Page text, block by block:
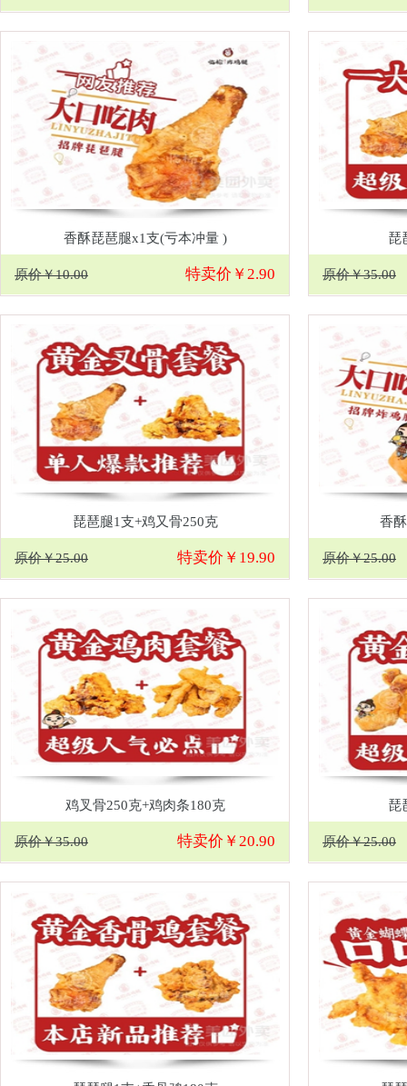
香酥琵琶腿x1支(亏本冲量 )
原价￥10.00 特卖价￥2.90
琵
原价￥35.00
琵琶腿1支+鸡又骨250克
原价￥25.00 特卖价￥19.90
香
原价￥25.00
鸡叉骨250克+鸡肉条180克
原价￥35.00 特卖价￥20.90
琵
原价￥25.00